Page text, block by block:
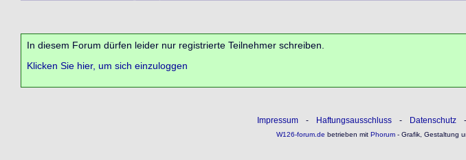
In diesem Forum dürfen leider nur registrierte Teilnehmer schreiben.
Klicken Sie hier, um sich einzuloggen
Impressum - Haftungsausschluss - Datenschutz -
W126-forum.de betrieben mitPhorum- Grafik, Gestaltung